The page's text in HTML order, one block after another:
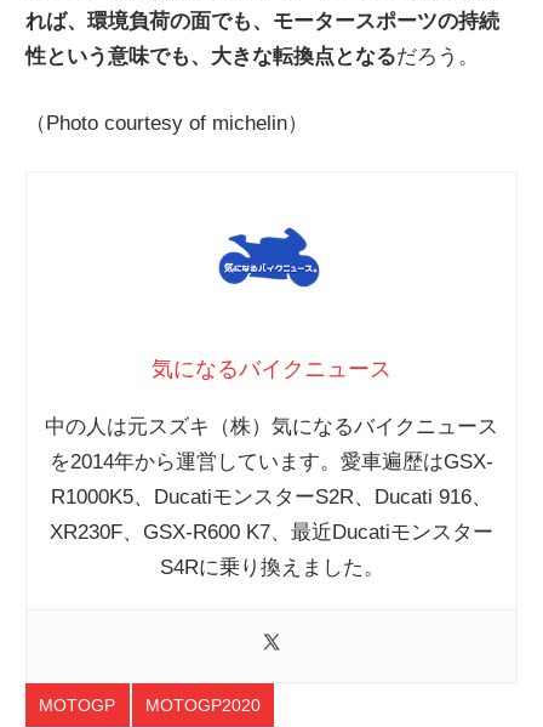
れば、環境負荷の面でも、モータースポーツの持続
性という意味でも、大きな転換点となるだろう。
（Photo courtesy of michelin）
気になるバイクニュース
中の人は元スズキ（株）気になるバイクニュース
を2014年から運営しています。愛車遍歴はGSX-
R1000K5、DucatiモンスターS2R、Ducati 916、
XR230F、GSX-R600 K7、最近Ducatiモンスター
S4Rに乗り換えました。
MOTOGP MOTOGP2020